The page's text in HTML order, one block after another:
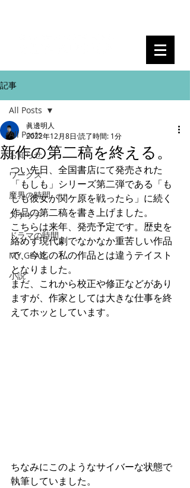
記事
All Posts
お知らせ
ワークス
魔界の時間
スケッチ
ドラマの時間
MY GEAR
小説
All Posts
新作の第二稿を終える。
眞邊明人
2022年12月8日 読了時間: 1分
つい先日、全国書店にて発売された
「もしも」シリーズ第二弾である「も
しも彼女が関ケ原を戦ったら」に続く
作品の第二稿を書き上げました。
こちらは来年、発売予定です。歴史を
絡めず現代劇でなかなか重苦しい作品
で、今迄の私の作品とは違うテイスト
となりました。
まだ、これから校正や修正などがあり
ますが、作家としては大きな仕事を終
えてホッとしています。
ちなみにこのようなサイバーな状態で
執筆していました。